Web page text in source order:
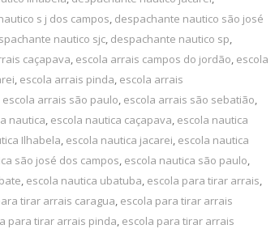
s j dos campos, despachante nautico são josé
nautico sjc, despachante nautico sp,
caçapava, escola arrais campos do jordão, escola
, escola arrais pinda, escola arrais
escola arrais são paulo, escola arrais são sebatião,
nautica, escola nautica caçapava, escola nautica
Ilhabela, escola nautica jacarei, escola nautica
são josé dos campos, escola nautica são paulo,
, escola nautica ubatuba, escola para tirar arrais,
tirar arrais caragua, escola para tirar arrais
para tirar arrais pinda, escola para tirar arrais